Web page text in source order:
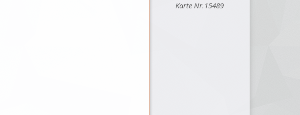
Karte Nr.15489